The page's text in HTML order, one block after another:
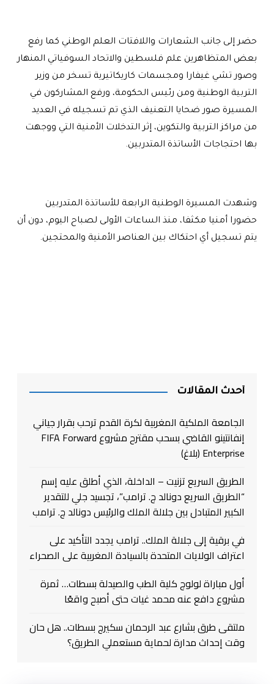
حضر إلى جانب الشعارات واللافتات العلم الوطني كما رفع
بعض المتظاهرين علم فلسطين والاتحاد السوفياتي المنهار
وصور تشي غيفارا ومجسمات كاريكاتيرية تسخر من وزير
التربية الوطنية ومن رئيس الحكومة، ورفع المشاركون في
المسيرة صور ضحايا التعنيف الذي تم تسجيله في العديد
من مراكز التربية والتكوين، إثر التدخلات الأمنية التي ووجهت
بها احتجاجات الأساتذة المتدربين.
وشهدت المسيرة الوطنية الرابعة للأساتذة المتدربين
حضورا أمنيا مكثفا، منذ الساعات الأولى لصباح اليوم، دون أن
يتم تسجيل أي احتكاك بين العناصر الأمنية والمحتجين.
أحدث المقالات
الجامعة الملكية المغربية لكرة القدم ترحب بقرار جياني
إنفانتينو القاضي بسحب مقترح مشروع FIFA Forward
Enterprise (بلاغ)
الطريق السريع تزنيت – الداخلة، الذي أطلق عليه إسم
“الطريق السريع دونالد ج. ترامب”، تجسيد جلي للتقدير
الكبير المتبادل بين جلالة الملك والرئيس دونالد ج. ترامب
في برقية إلى جلالة الملك.. ترامب يجدد التأكيد على
اعتراف الولايات المتحدة بالسيادة المغربية على الصحراء
أول مباراة لولوج كلية الطب والصيدلة بسطات… ثمرة
مشروع دافع عنه محمد غيات حتى أصبح واقعًا
ملتقى طرق بشارع عبد الرحمان سكيرج بسطات.. هل حان
وقت إحداث مدارة لحماية مستعملي الطريق؟